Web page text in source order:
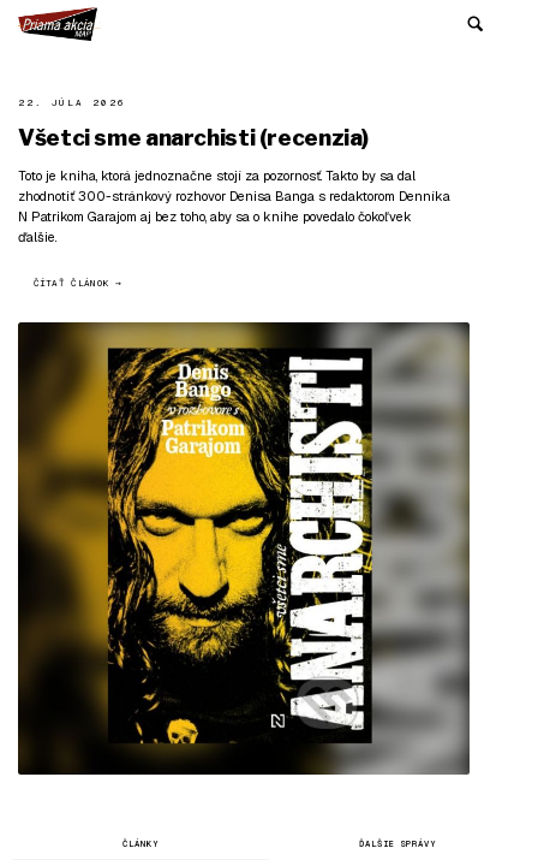
22. JÚLA 2026
Všetci sme anarchisti (recenzia)
Toto je kniha, ktorá jednoznačne stojí za pozornosť. Takto by sa dal
zhodnotiť 300-stránkový rozhovor Denisa Banga s redaktorom Denníka
N Patrikom Garajom aj bez toho, aby sa o knihe povedalo čokoľvek
ďalšie.
ČÍTAŤ ČLÁNOK →
ČLÁNKY ĎALŠIE SPRÁVY